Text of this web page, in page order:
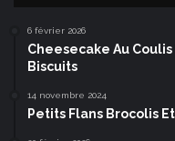
6 février 2026
Cheesecake Au
Biscuits
14 novembre 2024
Petits Flans Brocolis